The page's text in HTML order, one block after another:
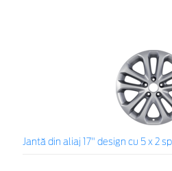
Jantă din aliaj 17" design cu 5 x 2